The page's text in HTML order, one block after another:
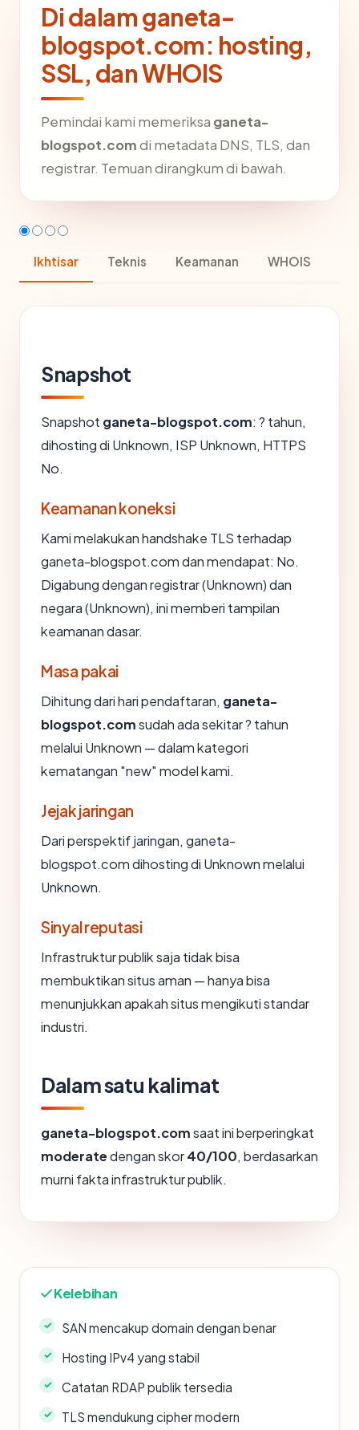
Di dalam ganeta-
blogspot.com: hosting,
SSL, dan WHOIS
Pemindai kami memeriksa ganeta-
blogspot.comdi metadata DNS, TLS, dan
registrar. Temuan dirangkum di bawah.
Ikhtisar Teknis Keamanan WHOIS
Snapshot
Snapshot ganeta-blogspot.com: ? tahun,
dihosting di Unknown, ISP Unknown, HTTPS
No.
Keamanan koneksi
Kami melakukan handshake TLS terhadap
ganeta-blogspot.com dan mendapat: No.
Digabung dengan registrar (Unknown) dan
negara (Unknown), ini memberi tampilan
keamanan dasar.
Masa pakai
Dihitung dari hari pendaftaran, ganeta-
blogspot.comsudah ada sekitar ? tahun
melalui Unknown — dalam kategori
kematangan "new" model kami.
Jejak jaringan
Dari perspektif jaringan, ganeta-
blogspot.com dihosting di Unknown melalui
Unknown.
Sinyal reputasi
Infrastruktur publik saja tidak bisa
membuktikan situs aman — hanya bisa
menunjukkan apakah situs mengikuti standar
industri.
Dalam satu kalimat
ganeta-blogspot.comsaat ini berperingkat
moderatedengan skor40/100, berdasarkan
murni fakta infrastruktur publik.
Kelebihan
SAN mencakup domain dengan benar
Hosting IPv4 yang stabil
Catatan RDAP publik tersedia
TLS mendukung cipher modern